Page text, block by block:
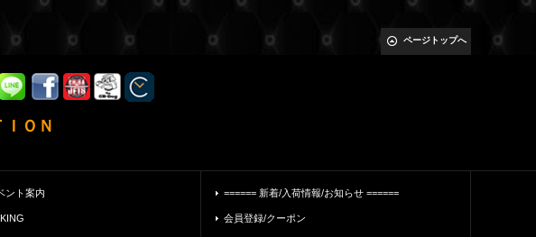
ページトップへ
ＯＮ
ント案内 ====== 新着/入荷情報/お知らせ ======
会員登録/クーポン